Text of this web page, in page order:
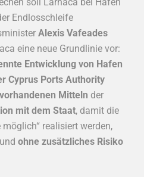
Endlosschleife
Alexis Vafeades
eine neue Grundlinie vor:
Entwicklung von Hafen
Cyprus Ports Authority
Mitteln der
mit dem Staat, damit die
realisiert werden,
ohne zusätzliches Risiko